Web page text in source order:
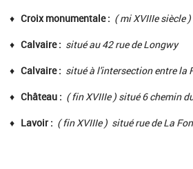
♦ Croix monumentale : ( mi XVIIIe siècle
♦ Calvaire : situé au 42 rue de Longwy
♦ Calvaire : situé à l'intersection entre la
♦ Château : ( fin XVIIIe ) situé 6 chemin
♦ Lavoir : ( fin XVIIIe ) situé rue de La